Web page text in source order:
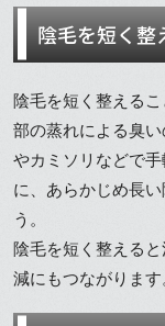
陰毛を短く整
陰毛を短く整える
部の蒸れによる臭
やカミソリなどで
に、あらかじめ長
う。
陰毛を短く整える
減にもつながります